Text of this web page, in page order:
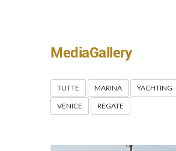
MediaGallery
TUTTE MARINA
YACHTING
VENICE
REGATE